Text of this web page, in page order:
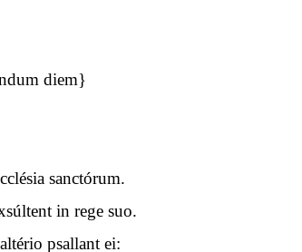
diem}
sanctórum.
in rege suo.
psallant ei: